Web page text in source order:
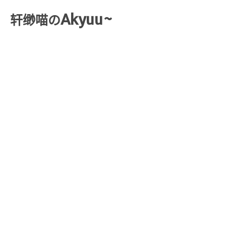
轩缈喵のAkyuu~